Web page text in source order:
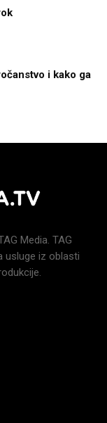
i kako ga
Media. TAG
usluge iz oblasti